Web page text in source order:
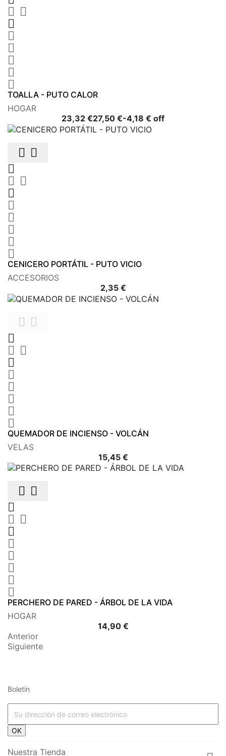








TOALLA - PUTO CALOR
HOGAR
23,32 €27,50 €Precio
base
-4,18 € offPrecio
 

 






CENICERO PORTÁTIL - PUTO VICIO
ACCESORIOS
2,35 €Precio
 

 






QUEMADOR DE INCIENSO - VOLCÁN
VELAS
15,45 €Precio











PERCHERO DE PARED - ÁRBOL DE LA VIDA
HOGAR
14,90 €Precio
Anterior
Siguiente
Boletín
OK
Nuestra Tienda